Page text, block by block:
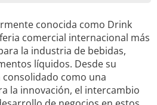
conocida como Drink
comercial internacional más
la industria de bebidas,
líquidos. Desde su
consolidado como una
la innovación, el intercambio